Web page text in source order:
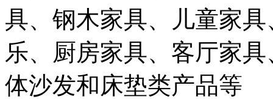
具、钢木家具、儿童家
乐、厨房家具、客厅家
体沙发和床垫类产品等